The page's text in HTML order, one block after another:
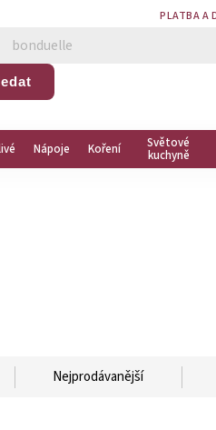
PLATBA A
Nápoje Koření Světové
kuchyně
Nejprodávanější